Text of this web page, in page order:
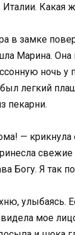
Италии. Какая
в замке
Марина. Она
ночь у
легкий
пекарни.
— крикнула
Богу. Я так
улыбаясь.
мое